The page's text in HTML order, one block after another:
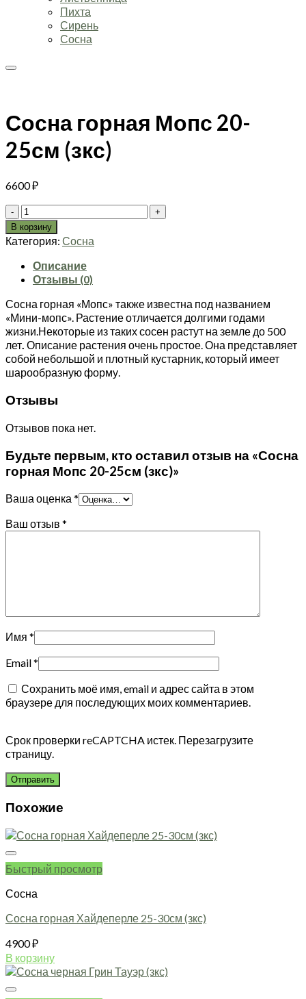
Пихта
Сирень
Сосна
Сосна горная Мопс 20-
25см (зкс)
6600₽
Количество
товара
Сосна
горная
Мопс
20-
(зкс)
В корзину
Категория: Сосна
Описание
Отзывы (0)
Сосна горная «Мопс» также известна под названием
«Мини-мопс». Растение отличается долгими годами
жизни.Некоторые из таких сосен растут на земле до 500
лет. Описание растения очень простое. Она представляет
собой небольшой и плотный кустарник, который имеет
шарообразную форму.
Отзывы
Отзывов пока нет.
Будьте первым, кто оставил отзыв на «Сосна
горная Мопс 20-25см (зкс)»
Ваша оценка *
Ваш отзыв *
Имя *
Email*
Сохранить моё имя, email и адрес сайта в этом
браузере для последующих моих комментариев.
Срок проверки reCAPTCHA истек. Перезагрузите
страницу.
Похожие
Быстрый просмотр
Сосна
Сосна горная Хайдеперле 25-30см (зкс)
4900₽
В корзину